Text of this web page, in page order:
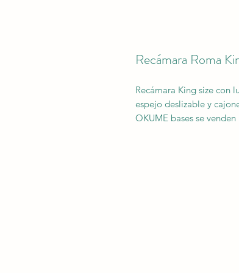
Recámara Roma
Recámara King size con
espejo deslizable y
OKUME bases se